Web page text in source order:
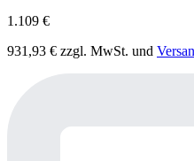
1.109 €
931,93 € zzgl. MwSt. und